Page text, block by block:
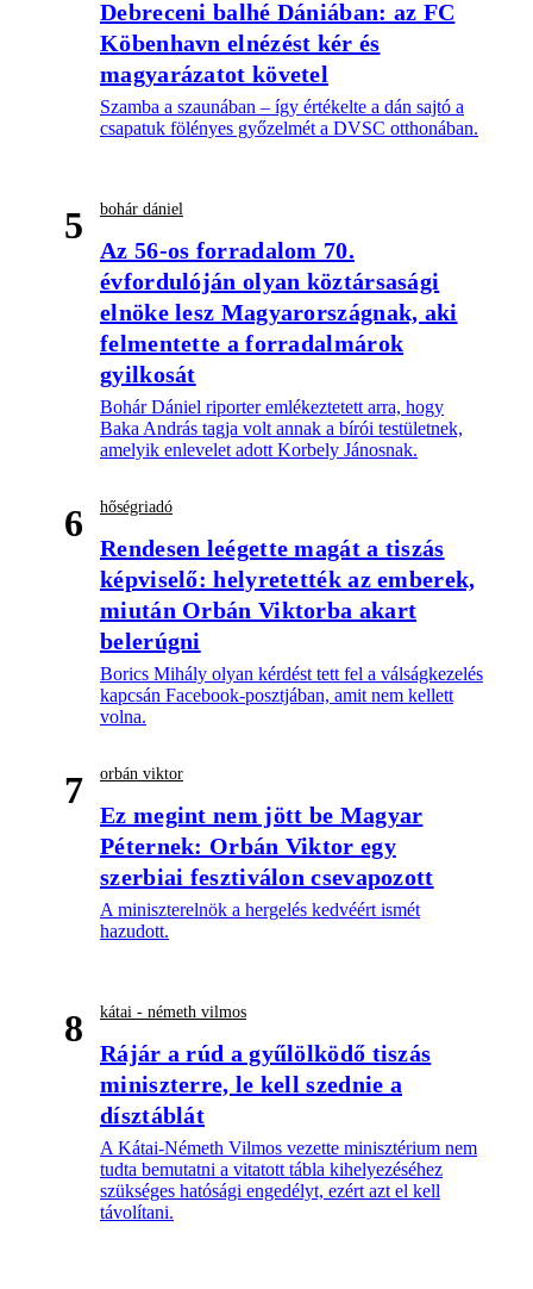
Debreceni balhé Dániában: az FC
Köbenhavn elnézést kér és
magyarázatot követel
Szamba a szaunában – így értékelte a dán sajtó a
csapatuk fölényes győzelmét a DVSC otthonában.
5 bohár dániel
Az 56-os forradalom 70.
évfordulóján olyan köztársasági
elnöke lesz Magyarországnak, aki
felmentette a forradalmárok
gyilkosát
Bohár Dániel riporter emlékeztetett arra, hogy
Baka András tagja volt annak a bírói testületnek,
amelyik enlevelet adott Korbely Jánosnak.
6 hőségriadó
Rendesen leégette magát a tiszás
képviselő: helyretették az emberek,
miután Orbán Viktorba akart
belerúgni
Borics Mihály olyan kérdést tett fel a válságkezelés
kapcsán Facebook-posztjában, amit nem kellett
volna.
7 orbán viktor
Ez megint nem jött be Magyar
Péternek: Orbán Viktor egy
szerbiai fesztiválon csevapozott
A miniszterelnök a hergelés kedvéért ismét
hazudott.
8 kátai - németh vilmos
Rájár a rúd a gyűlölködő tiszás
miniszterre, le kell szednie a
dísztáblát
A Kátai-Németh Vilmos vezette minisztérium nem
tudta bemutatni a vitatott tábla kihelyezéséhez
szükséges hatósági engedélyt, ezért azt el kell
távolítani.